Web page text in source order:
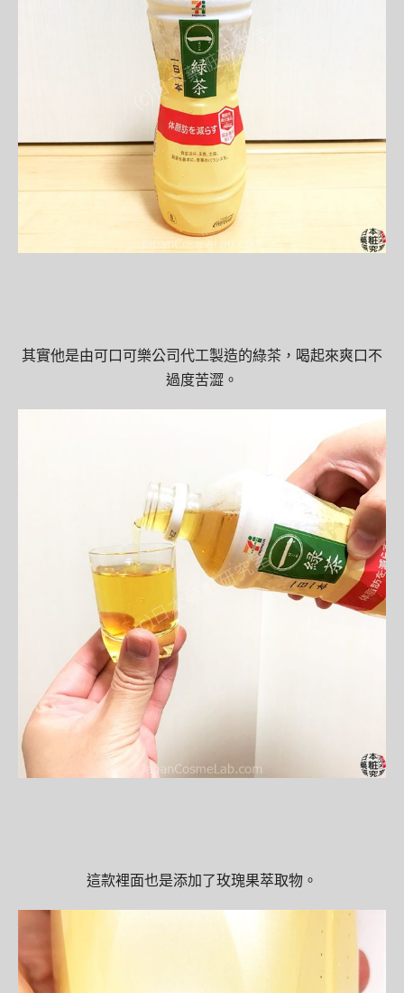
其實他是由可口可樂公司代工製造的綠茶，喝起來爽口不
過度苦澀。
這款裡面也是添加了玫瑰果萃取物。